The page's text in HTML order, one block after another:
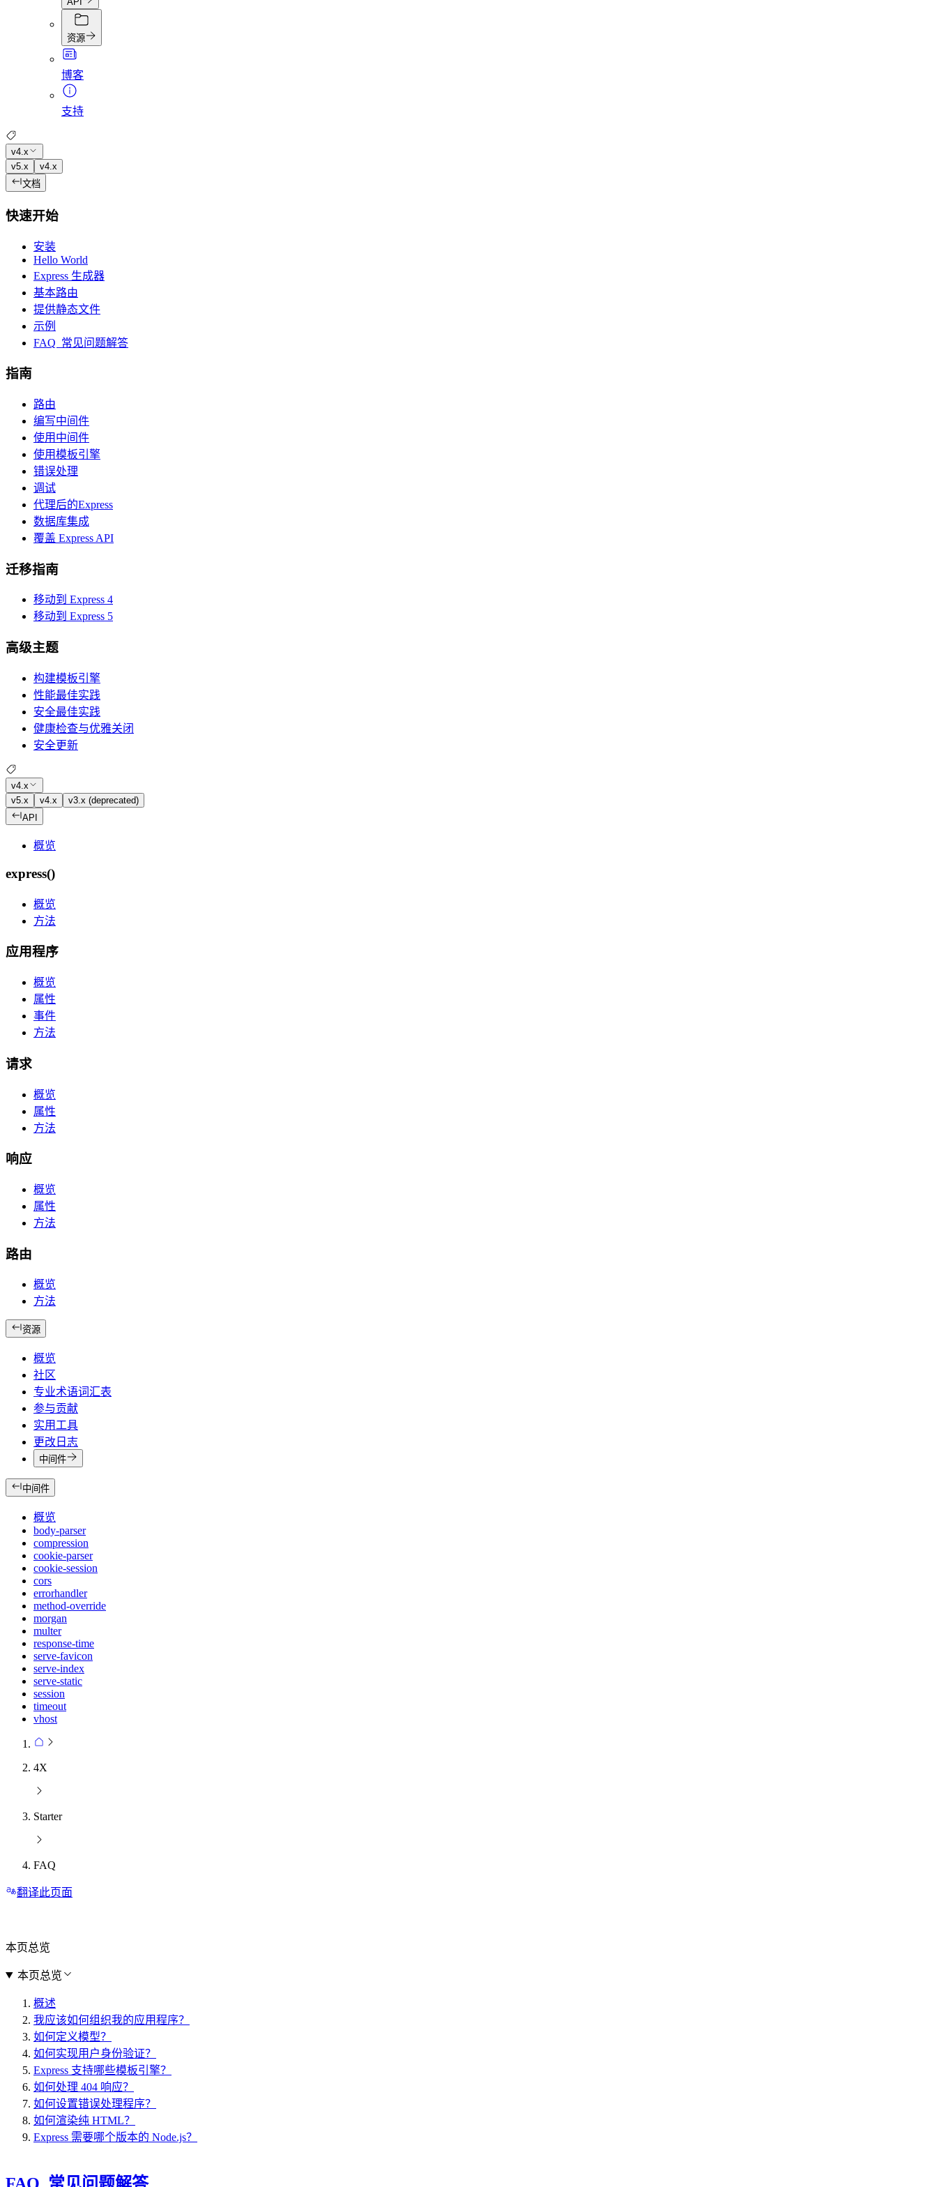
资源
博客
支持
v4.x
v5.x
v4.x
文档
快速开始
安装
Hello World
Express 生成器
基本路由
提供静态文件
示例
FAQ 常见问题解答
指南
路由
编写中间件
使用中间件
使用模板引擎
错误处理
调试
代理后的Express
数据库集成
覆盖 Express API
迁移指南
移动到 Express 4
移动到 Express 5
高级主题
构建模板引擎
性能最佳实践
安全最佳实践
健康检查与优雅关闭
安全更新
v4.x
v5.x
v4.x
v3.x (deprecated)
API
概览
express()
概览
方法
应用程序
概览
属性
事件
方法
请求
概览
属性
方法
响应
概览
属性
方法
路由
概览
方法
资源
概览
社区
专业术语词汇表
参与贡献
实用工具
更改日志
中间件
中间件
概览
body-parser
compression
cookie-parser
cookie-session
cors
errorhandler
method-override
morgan
multer
response-time
serve-favicon
serve-index
serve-static
session
timeout
vhost
4X
Starter
FAQ
翻译此页面
FAQ 常见问题解答
本页总览
本页总览
概述
我应该如何组织我的应用程序？
如何定义模型？
如何实现用户身份验证？
Express 支持哪些模板引擎？
如何处理 404 响应？
如何设置错误处理程序？
如何渲染纯 HTML？
Express 需要哪个版本的 Node.js？